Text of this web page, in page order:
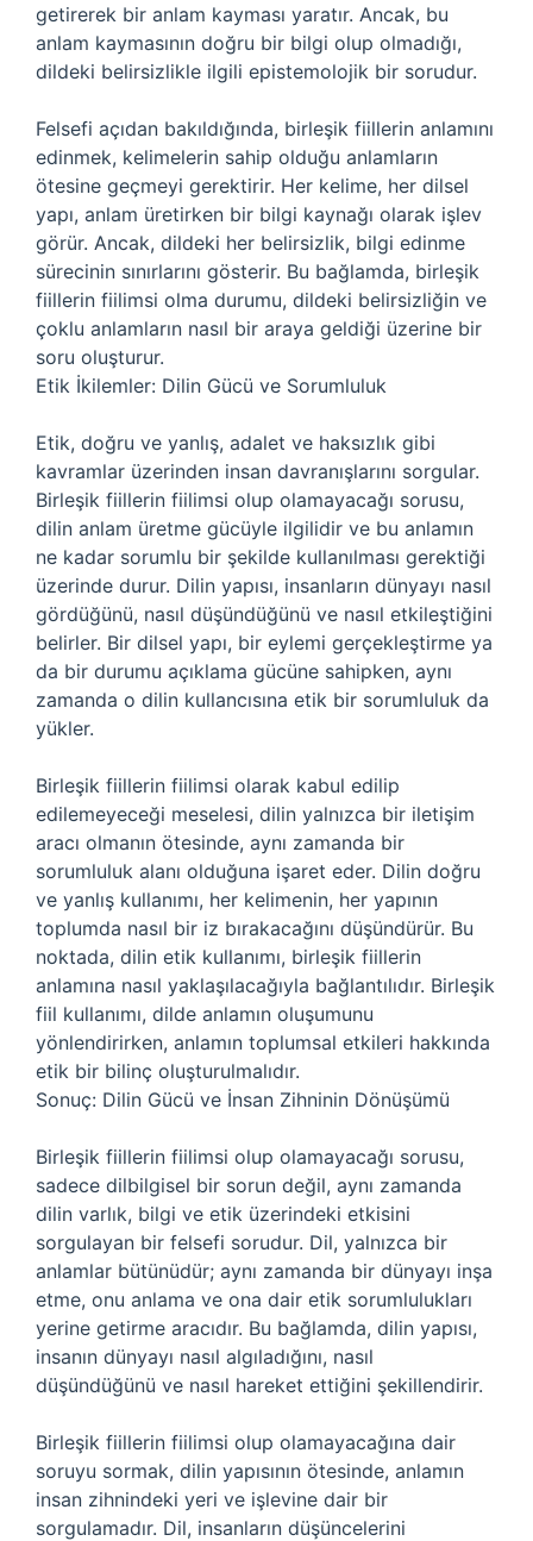
getirerek bir anlam kayması yaratır. Ancak, bu
anlam kaymasının doğru bir bilgi olup olmadığı,
dildeki belirsizlikle ilgili epistemolojik bir sorudur.
Felsefi açıdan bakıldığında, birleşik fiillerin anlamını
edinmek, kelimelerin sahip olduğu anlamların
ötesine geçmeyi gerektirir. Her kelime, her dilsel
yapı, anlam üretirken bir bilgi kaynağı olarak işlev
görür. Ancak, dildeki her belirsizlik, bilgi edinme
sürecinin sınırlarını gösterir. Bu bağlamda, birleşik
fiillerin fiilimsi olma durumu, dildeki belirsizliğin ve
çoklu anlamların nasıl bir araya geldiği üzerine bir
soru oluşturur.
Etik İkilemler: Dilin Gücü ve Sorumluluk
Etik, doğru ve yanlış, adalet ve haksızlık gibi
kavramlar üzerinden insan davranışlarını sorgular.
Birleşik fiillerin fiilimsi olup olamayacağı sorusu,
dilin anlam üretme gücüyle ilgilidir ve bu anlamın
ne kadar sorumlu bir şekilde kullanılması gerektiği
üzerinde durur. Dilin yapısı, insanların dünyayı nasıl
gördüğünü, nasıl düşündüğünü ve nasıl etkileştiğini
belirler. Bir dilsel yapı, bir eylemi gerçekleştirme ya
da bir durumu açıklama gücüne sahipken, aynı
zamanda o dilin kullancısına etik bir sorumluluk da
yükler.
Birleşik fiillerin fiilimsi olarak kabul edilip
edilemeyeceği meselesi, dilin yalnızca bir iletişim
aracı olmanın ötesinde, aynı zamanda bir
sorumluluk alanı olduğuna işaret eder. Dilin doğru
ve yanlış kullanımı, her kelimenin, her yapının
toplumda nasıl bir iz bırakacağını düşündürür. Bu
noktada, dilin etik kullanımı, birleşik fiillerin
anlamına nasıl yaklaşılacağıyla bağlantılıdır. Birleşik
fiil kullanımı, dilde anlamın oluşumunu
yönlendirirken, anlamın toplumsal etkileri hakkında
etik bir bilinç oluşturulmalıdır.
Sonuç: Dilin Gücü ve İnsan Zihninin Dönüşümü
Birleşik fiillerin fiilimsi olup olamayacağı sorusu,
sadece dilbilgisel bir sorun değil, aynı zamanda
dilin varlık, bilgi ve etik üzerindeki etkisini
sorgulayan bir felsefi sorudur. Dil, yalnızca bir
anlamlar bütünüdür; aynı zamanda bir dünyayı inşa
etme, onu anlama ve ona dair etik sorumlulukları
yerine getirme aracıdır. Bu bağlamda, dilin yapısı,
insanın dünyayı nasıl algıladığını, nasıl
düşündüğünü ve nasıl hareket ettiğini şekillendirir.
Birleşik fiillerin fiilimsi olup olamayacağına dair
soruyu sormak, dilin yapısının ötesinde, anlamın
insan zihnindeki yeri ve işlevine dair bir
sorgulamadır. Dil, insanların düşüncelerini